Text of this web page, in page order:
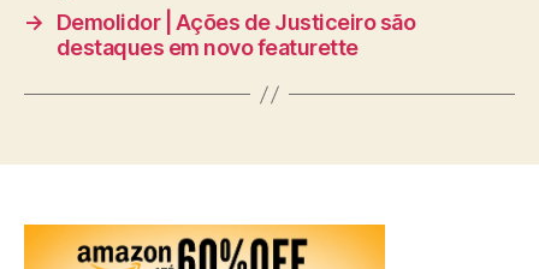
→
Demolidor | Ações de Justiceiro são
destaques em novo featurette